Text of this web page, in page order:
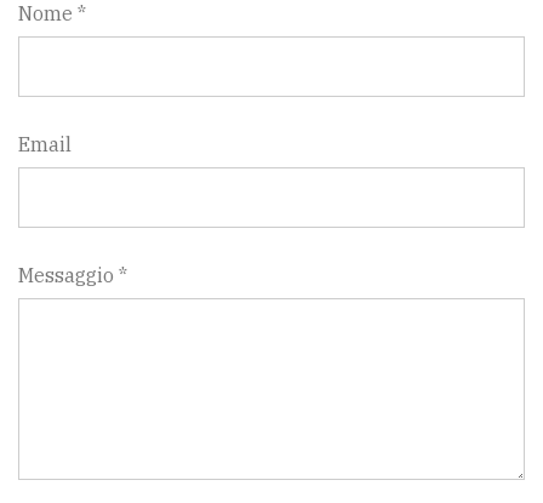
Nome *
Email
Messaggio *